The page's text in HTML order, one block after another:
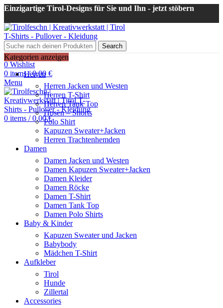
Einzigartige Tirol-Designs für Sie und Ihn - jetzt stöbern
Search
Login / Register
0 Wishlist
0 items / 0,00 €
Menu
0 items / 0,00€
Kategorien anzeigen
Herren
Herren Jacken und Westen
Herren T-Shirt
Herren Tank Top
Hosen – Shorts
Polo Shirt
Kapuzen Sweater+Jacken
Herren Trachtenhemden
Damen
Damen Jacken und Westen
Damen Kapuzen Sweater+Jacken
Damen Kleider
Damen Röcke
Damen T-Shirt
Damen Tank Top
Damen Polo Shirts
Baby & Kinder
Kapuzen Sweater und Jacken
Babybody
Mädchen T-Shirt
Aufkleber
Tirol
Hunde
Zillertal
Accessories